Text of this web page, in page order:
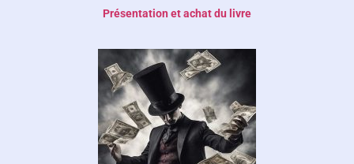
Présentation et achat du livre